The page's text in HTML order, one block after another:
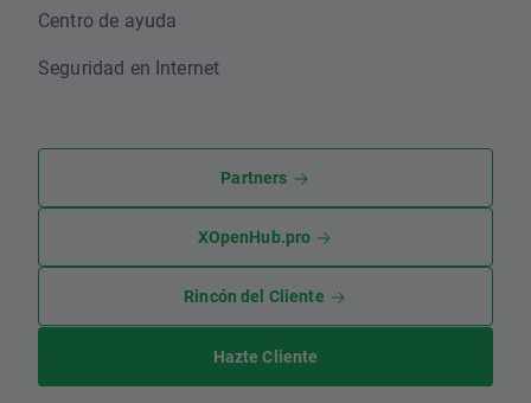
Centro de ayuda
Seguridad en Internet
Partners
XOpenHub.pro
Rincón del Cliente
Hazte Cliente